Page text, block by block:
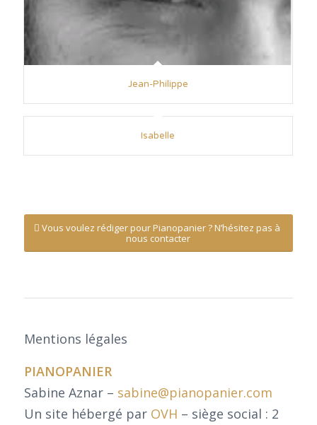
Jean-Philippe
Isabelle
Vous voulez rédiger pour Pianopanier ? N’hésitez pas à
nous contacter
Mentions légales
PIANOPANIER
Sabine Aznar – sabine@pianopanier.com
Un site hébergé par OVH – siège social : 2